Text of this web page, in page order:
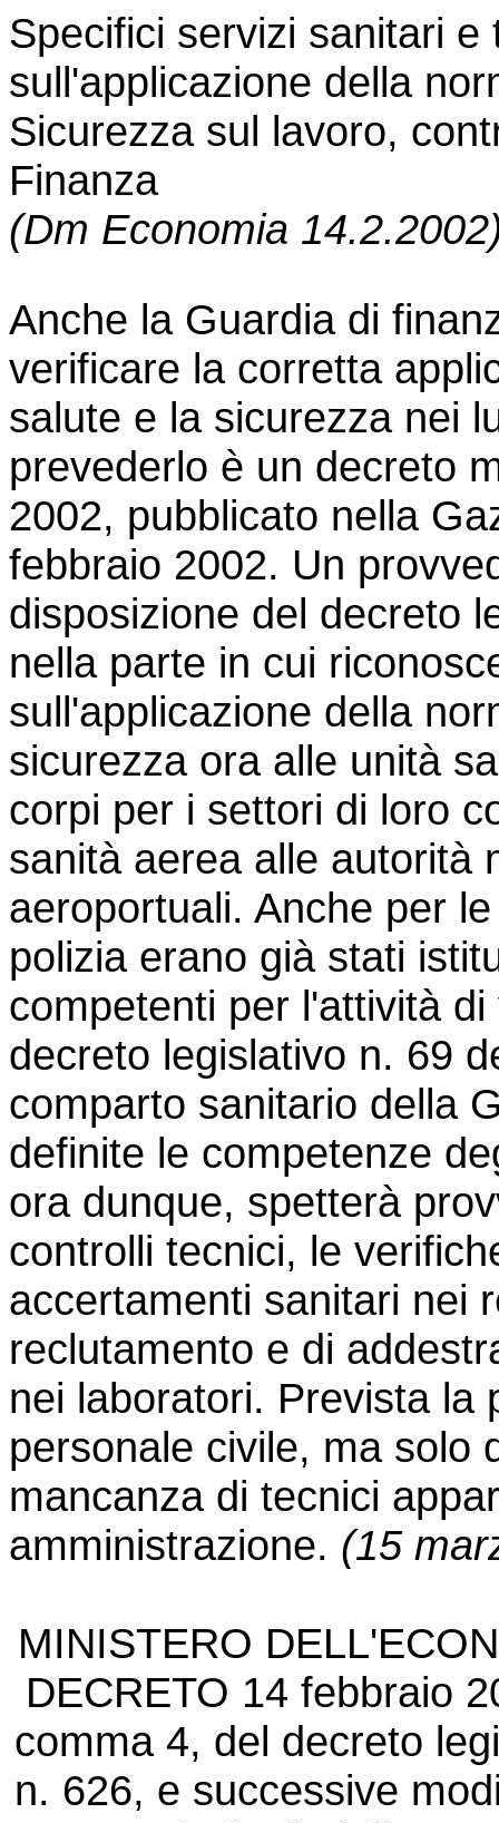
Specifici servizi sanitari e
sull'applicazione della
Sicurezza sul lavoro,
Finanza
(Dm Economia
Anche la Guardia di
verificare la corretta
salute e la sicurezza nei
prevederlo è un decreto
2002, pubblicato nella
febbraio 2002. Un
disposizione del decreto
nella parte in cui
sull'applicazione della
sicurezza ora alle unità
corpi per i settori di loro
sanità aerea alle autorità
aeroportuali. Anche per
polizia erano già stati
competenti per l'attività
decreto legislativo n. 69
comparto sanitario della
definite le competenze
ora dunque, spetterà
controlli tecnici, le
accertamenti sanitari nei
reclutamento e di
nei laboratori. Prevista la
personale civile, ma solo
mancanza di tecnici
amministrazione. (15
MINISTERO
DECRETO 14 febbraio
comma 4, del decreto
n. 626, e successive